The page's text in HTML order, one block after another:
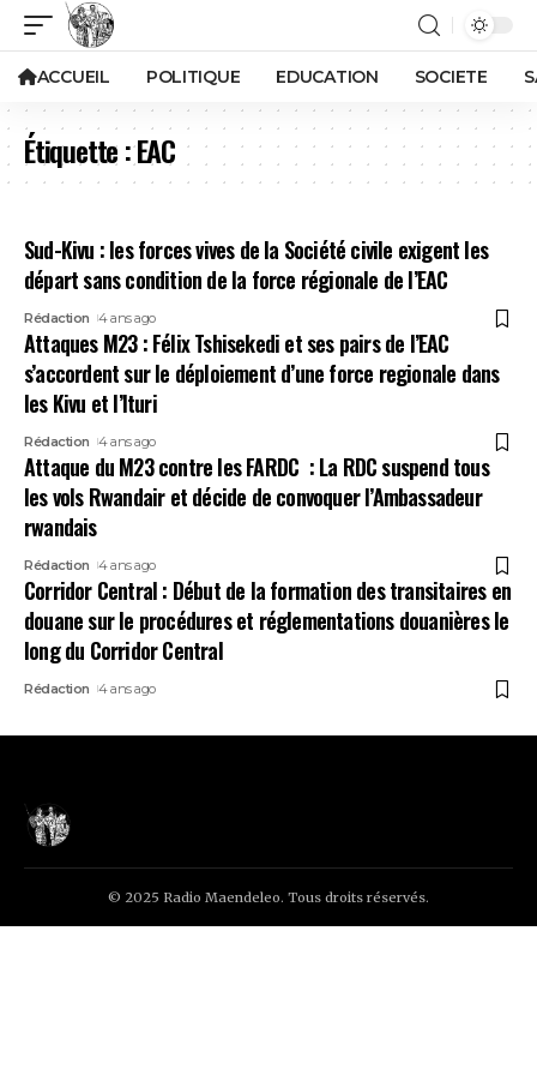
ACCUEIL POLITIQUE EDUCATION SOCIETE
Étiquette :EAC
Sud-Kivu : les forces vives de la Société civile exigent les
départ sans condition de la force régionale de l’EAC
Rédaction 4 ans ago
Attaques M23 : Félix Tshisekedi et ses pairs de l’EAC
s’accordent sur le déploiement d’une force regionale dans
les Kivu et l’Ituri
Rédaction 4 ans ago
Attaque du M23 contre les FARDC : La RDC suspend tous
les vols Rwandair et décide de convoquer l’Ambassadeur
rwandais
Rédaction 4 ans ago
Corridor Central : Début de la formation des transitaires en
douane sur le procédures et réglementations douanières le
long du Corridor Central
Rédaction 4 ans ago
© 2025 Radio Maendeleo. Tous droits réservés.